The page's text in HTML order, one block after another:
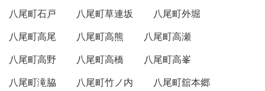
八尾町石戸
八尾町草連坂
八尾町外堀
八尾町高尾
八尾町高熊
八尾町高瀬
八尾町高野
八尾町高橋
八尾町高峯
八尾町滝脇
八尾町竹ノ内
八尾町舘本郷